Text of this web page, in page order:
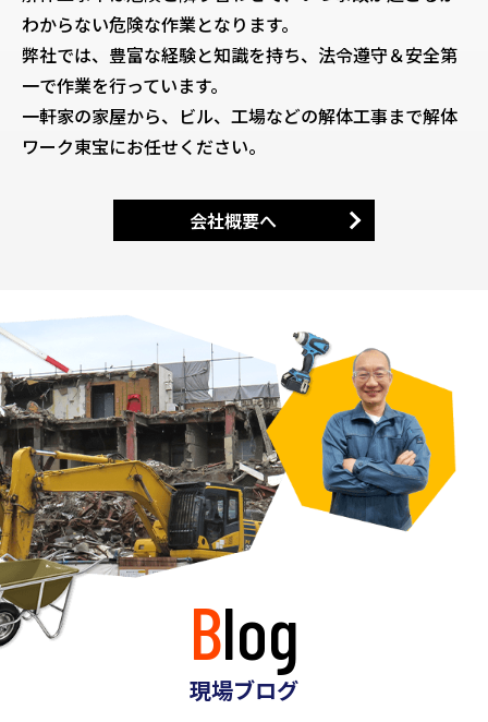
わからない危険な作業となります。
弊社では、豊富な経験と知識を持ち、法令遵守＆安全第
一で作業を行っています。
一軒家の家屋から、ビル、工場などの解体工事まで解体
ワーク東宝にお任せください。
会社概要へ
Blog
現場ブログ